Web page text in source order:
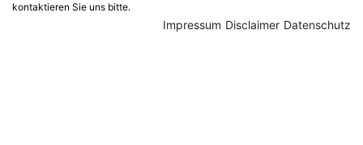
kontaktieren Sie uns bitte.
Datenschutz
Disclaimer
Impressum